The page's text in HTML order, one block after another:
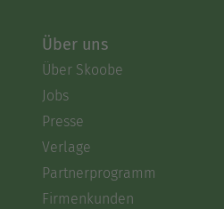
Über uns
Über Skoobe
Jobs
Presse
Verlage
Partnerprogramm
Firmenkunden